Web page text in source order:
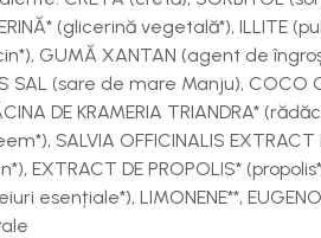
(glicerină vegetală*), ILLITE
GUMĂ XANTAN (agent de
SAL (sare de mare Manju),
DE KRAMERIA TRIANDRA*
SALVIA OFFICINALIS EXTRACT
EXTRACT DE PROPOLIS*
esențiale*), LIMONENE**,